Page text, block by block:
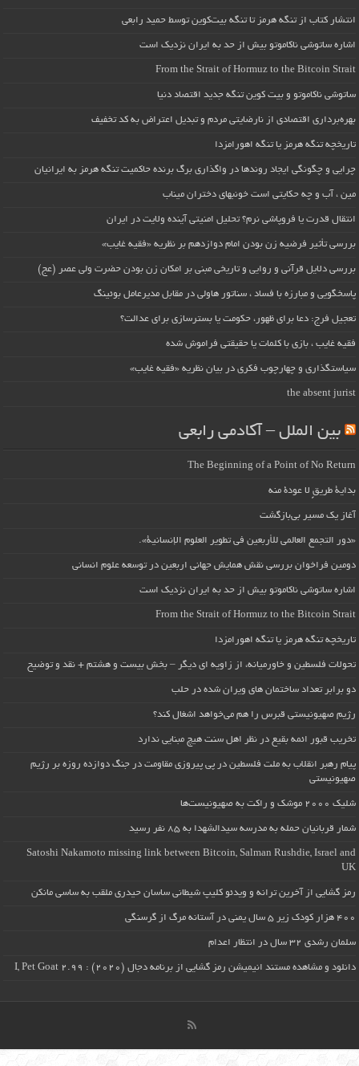
انتشار کتاب از تنگه هرمز تا تنگه بیت‌کوین توسط حمید رابعی
اشاره ساتوشی ناکاموتو بیش از حد به ایران نزدیک است
From the Strait of Hormuz to the Bitcoin Strait
ساتوشی ناکاموتو و بیت کوین تنگه جدید اقتصاد دنیا
بهره‌برداری اقتصادی از نارضایتی مردم و تبدیل اعتراض به کد تخفیف
تاریخچه تنگه هرمز یا تنگه اهورامزدا
چرایی و چگونگی ایجاد روندها در واگذاری برگ برنده حاکمیت تنگه هرمز به ایرانیان
مین ، آب و چه حکایتی است خونبهای دختران میناب
انتقال قدرت یا فروپاشی نرم؟ تحلیل امنیتی آینده ولایت در ایران
بررسی تأثیر فرضیه زن بودن امام دوازدهم بر نظریه «فقیه غایب»
بررسی دلایل قرآنی و روایی و تاریخی مبنی بر امکان زن بودن حضرت ولی عصر (عج)
پاسخگویی و مبارزه با فساد ، سناتور هاولی در مقابل مدیرعامل بوئینگ
تعجیل فرج: دعا برای ظهور، حکومت یا بسترسازی برای عدالت؟
فقیه غایب ، بازی با کلمات یا حقیقتی فراموش شده
سیاستگذاری و چهارچوب فکری در بیان نظریه «فقیه غایب»
the absent jurist
بین الملل – آکادمی رابعی
The Beginning of a Point of No Return
بداية طريقٍ لا عودة منه
آغاز یک مسیر بی‌بازگشت
«دور التجمع العالمي للأربعين في تطوير العلوم الإنسانية».
دومین فراخوان بررسی نقش همایش جهانی اربعین در توسعه علوم انسانی
اشاره ساتوشی ناکاموتو بیش از حد به ایران نزدیک است
From the Strait of Hormuz to the Bitcoin Strait
تاریخچه تنگه هرمز یا تنگه اهورامزدا
تحولات فلسطین و خاورمیانه، از زاویه ای دیگر – بخش بیست و هشتم + نقد و توضیح
دو برابر تعداد ساختمان های ویران شده در حلب
رژیم صهیونیستی قبرس را هم می‌خواهد اشغال کند؟
تخریب قبور ائمه بقیع در نظر اهل سنت هیچ مبنایی ندارد
پیام رهبر انقلاب به ملت فلسطین در پی پیروزی مقاومت در جنگ دوازده روزه بر رژیم
صهیونیستی
شلیک ۲۰۰۰ موشک و راکت به صهیونیست‌ها
شمار قربانیان حمله به مدرسه سیدالشهدا به ۸۵ نفر رسید
Satoshi Nakamoto missing link between Bitcoin, Salman Rushdie, Israel and
UK
رمز گشایی از آخرین ترانه و ویدئو کلیپ شیطانی ساسان حیدری ملقب به ساسی مانکن
۴۰۰ هزار کودک زیر ۵ سال یمنی در آستانه مرگ از گرسنگی
سلمان رشدی ۳۲ سال در انتظار اعدام
دانلود و مشاهده مستند انیمیشن رمز گشایی از برنامه دجال (۲۰۲۰) : I, Pet Goat 2.99